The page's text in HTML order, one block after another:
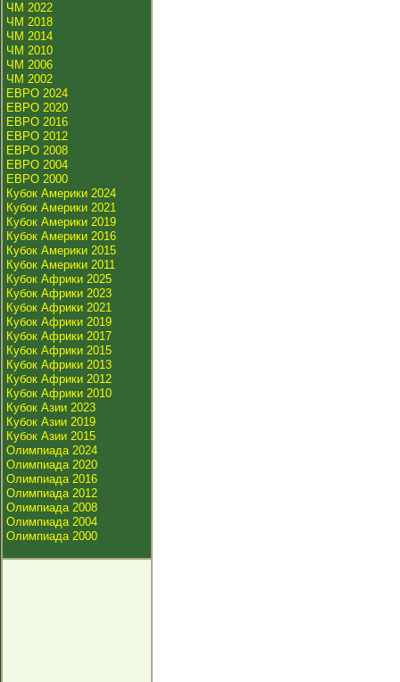
ЧМ 2022
ЧМ 2018
ЧМ 2014
ЧМ 2010
ЧМ 2006
ЧМ 2002
ЕВРО 2024
ЕВРО 2020
ЕВРО 2016
ЕВРО 2012
ЕВРО 2008
ЕВРО 2004
ЕВРО 2000
Кубок Америки 2024
Кубок Америки 2021
Кубок Америки 2019
Кубок Америки 2016
Кубок Америки 2015
Кубок Америки 2011
Кубок Африки 2025
Кубок Африки 2023
Кубок Африки 2021
Кубок Африки 2019
Кубок Африки 2017
Кубок Африки 2015
Кубок Африки 2013
Кубок Африки 2012
Кубок Африки 2010
Кубок Азии 2023
Кубок Азии 2019
Кубок Азии 2015
Олимпиада 2024
Олимпиада 2020
Олимпиада 2016
Олимпиада 2012
Олимпиада 2008
Олимпиада 2004
Олимпиада 2000